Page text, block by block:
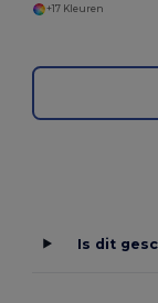
+17 Kleuren
Is dit